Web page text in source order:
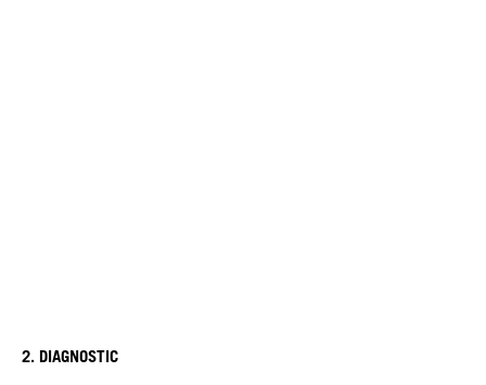
2. DIAGNOSTIC